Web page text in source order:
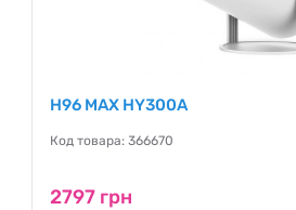
H96 MAX HY300A
Код товара: 366670
2797 грн